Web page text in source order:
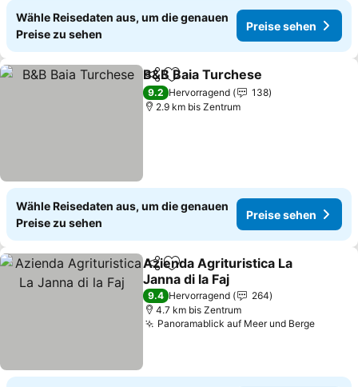
Wähle Reisedaten aus, um die genauen
Preise zu sehen
Preise sehen
TeilenZu Favoriten hinzufügen
B&B Baia Turchese
9.2 Hervorragend
138
2.9 km bis Zentrum
Wähle Reisedaten aus, um die genauen
Preise zu sehen
Preise sehen
TeilenZu Favoriten hinzufügen
Azienda Agrituristica La
Janna di la Faj
9.4 Hervorragend
264
4.7 km bis Zentrum
Panoramablick auf Meer und Berge